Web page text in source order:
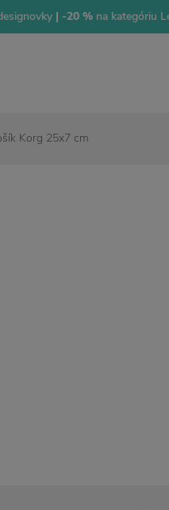
| -20 % na kategóriu
Korg 25x7 cm